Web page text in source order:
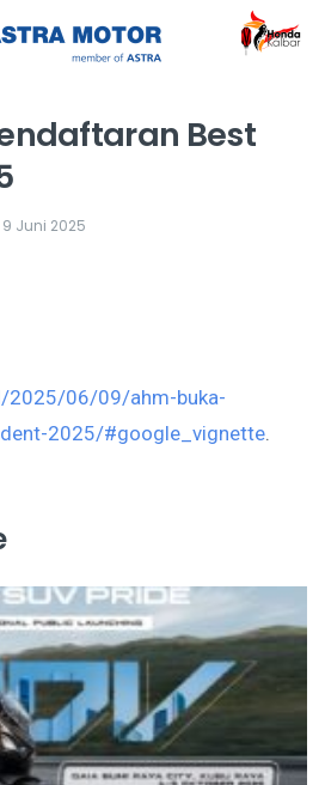
Best
9 Juni 2025
2025/06/09/ahm-buka-
2025/#google_vignette.